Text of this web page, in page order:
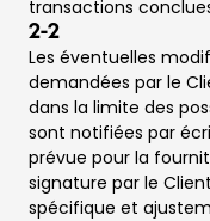
transactions
2-2
Les éventuelles
demandées par le
dans la limite des
sont notifiées par
prévue pour la
signature par le
spécifique et